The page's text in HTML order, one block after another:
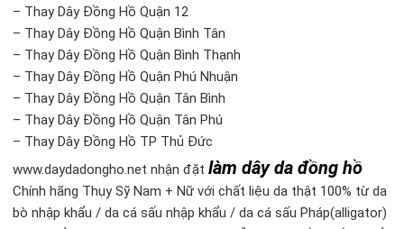
– Thay Dây Đồng Hồ Quận 12
– Thay Dây Đồng Hồ Quận Bình Tân
– Thay Dây Đồng Hồ Quận Bình Thạnh
– Thay Dây Đồng Hồ Quận Phú Nhuận
– Thay Dây Đồng Hồ Quận Tân Bình
– Thay Dây Đồng Hồ Quận Tân Phú
– Thay Dây Đồng Hồ TP Thủ Đức
www.daydadongho.net nhận đặtlàm dây da đồng hồ
Chính hãng Thụy Sỹ Nam + Nữ với chất liệu da thật 100% từ da
bò nhập khẩu / da cá sấu nhập khẩu / da cá sấu Pháp(alligator)